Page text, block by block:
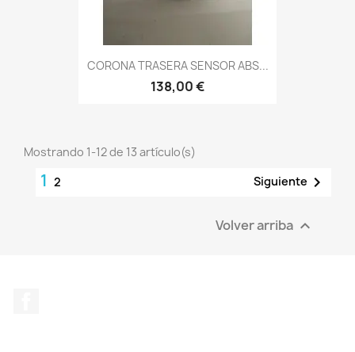
CORONA TRASERA SENSOR ABS...
138,00 €
Mostrando 1-12 de 13 artículo(s)
1 2 Siguiente 
Volver arriba 